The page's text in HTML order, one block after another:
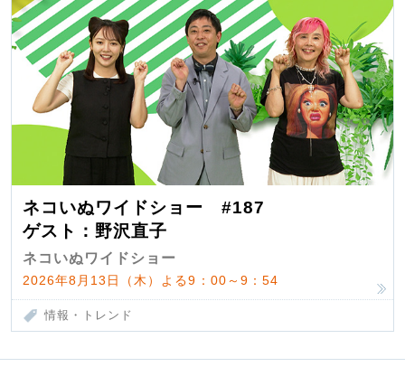
ネコいぬワイドショー #187
ゲスト：野沢直子
ネコいぬワイドショー
2026年8月13日（木）よる9：00～9：54
情報・トレンド